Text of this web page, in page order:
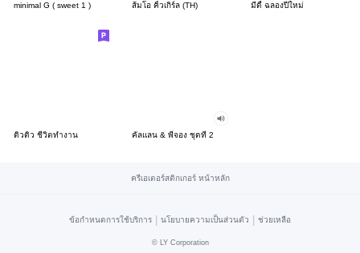
minimal G ( sweet 1 ) ส้มโอ คิ้วเกิร์ล (TH) มีดี้ ฉลองปีใหม่
ดิวดิว ชีวิตทำงาน คัลแลน & พี่จอง ชุดที่ 2
ครีเอเตอร์สติกเกอร์ หน้าหลัก
ข้อกำหนดการใช้บริการ | นโยบายความเป็นส่วนตัว | ช่วยเหลือ
© LY Corporation